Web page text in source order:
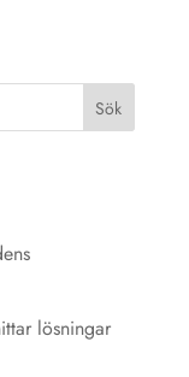
Sök
lösningar